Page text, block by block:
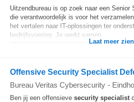
Uitzendbureau is op zoek naar een Senior
die verantwoordelijk is voor het
het vertalen naar IT-oplossingen ter
bedrijfsvoering. Je werkt samen...
Laat meer zien
Offensive Security Specialist
Bureau Veritas Cybersecurity -
Ben jij een offensieve security specialist